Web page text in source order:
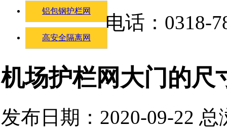
铝包钢护栏网
高安全隔离网
机场护栏网大门的尺
发布日期：2020-09-22 总
电话：0318-